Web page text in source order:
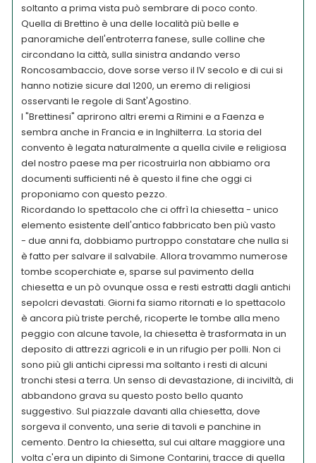
soltanto a prima vista può sembrare di poco conto.
Quella di Brettino è una delle località più belle e
panoramiche dell'entroterra fanese, sulle colline che
circondano la città, sulla sinistra andando verso
Roncosambaccio, dove sorse verso il IV secolo e di cui si
hanno notizie sicure dal 1200, un eremo di religiosi
osservanti le regole di Sant'Agostino.
I "Brettinesi" aprirono altri eremi a Rimini e a Faenza e
sembra anche in Francia e in Inghilterra. La storia del
convento è legata naturalmente a quella civile e religiosa
del nostro paese ma per ricostruirla non abbiamo ora
documenti sufficienti né è questo il fine che oggi ci
proponiamo con questo pezzo.
Ricordando lo spettacolo che ci offrì la chiesetta - unico
elemento esistente dell'antico fabbricato ben più vasto
- due anni fa, dobbiamo purtroppo constatare che nulla si
è fatto per salvare il salvabile. Allora trovammo numerose
tombe scoperchiate e, sparse sul pavimento della
chiesetta e un pò ovunque ossa e resti estratti dagli antichi
sepolcri devastati. Giorni fa siamo ritornati e lo spettacolo
è ancora più triste perché, ricoperte le tombe alla meno
peggio con alcune tavole, la chiesetta è trasformata in un
deposito di attrezzi agricoli e in un rifugio per polli. Non ci
sono più gli antichi cipressi ma soltanto i resti di alcuni
tronchi stesi a terra. Un senso di devastazione, di inciviltà, di
abbandono grava su questo posto bello quanto
suggestivo. Sul piazzale davanti alla chiesetta, dove
sorgeva il convento, una serie di tavoli e panchine in
cemento. Dentro la chiesetta, sul cui altare maggiore una
volta c'era un dipinto di Simone Contarini, tracce di quella